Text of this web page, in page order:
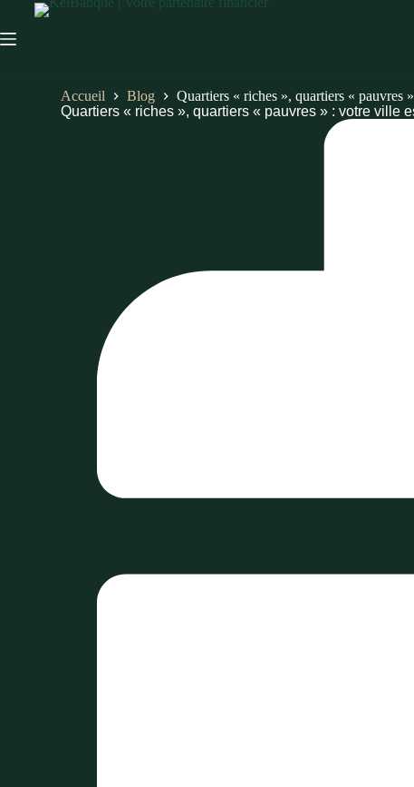
Accueil Blog
Quartiers « riches », quartiers « pauvres
Quartiers « riches », quartiers « pauvres » : votre ville